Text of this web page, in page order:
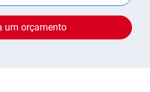
um orçamento